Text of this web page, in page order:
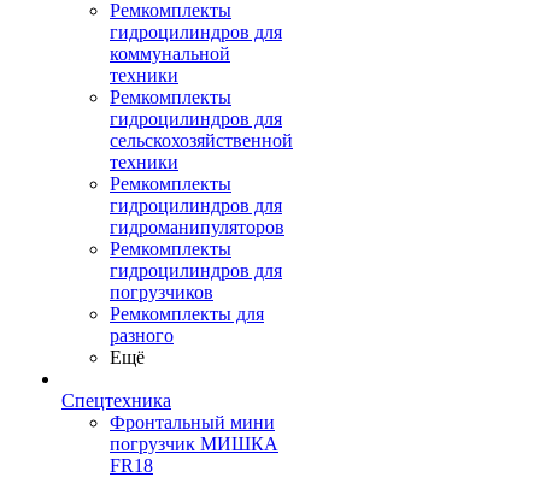
Ремкомплекты
гидроцилиндров для
коммунальной
техники
Ремкомплекты
гидроцилиндров для
сельскохозяйственной
техники
Ремкомплекты
гидроцилиндров для
гидроманипуляторов
Ремкомплекты
гидроцилиндров для
погрузчиков
Ремкомплекты для
разного
Ещё
Спецтехника
Фронтальный мини
погрузчик МИШКА
FR18